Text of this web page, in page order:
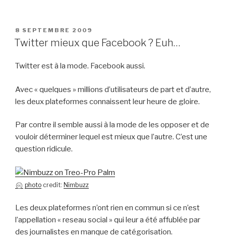
PUBLIÉ
LE
8 SEPTEMBRE 2009
Twitter mieux que Facebook ? Euh…
Twitter est à la mode. Facebook aussi.
Avec « quelques » millions d’utilisateurs de part et d’autre,
les deux plateformes connaissent leur heure de gloire.
Par contre il semble aussi à la mode de les opposer et de
vouloir déterminer lequel est mieux que l’autre. C’est une
question ridicule.
photo credit: Nimbuzz
Les deux plateformes n’ont rien en commun si ce n’est
l’appellation « reseau social » qui leur a été affublée par
des journalistes en manque de catégorisation.